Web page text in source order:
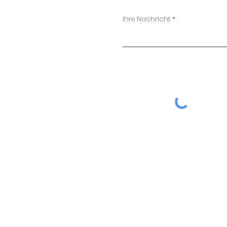
Ihre Nachricht